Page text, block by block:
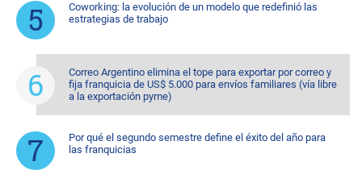
Coworking: la evolución de un modelo que redefinió las
estrategias de trabajo
Correo Argentino elimina el tope para exportar por correo y
fija franquicia de US$ 5.000 para envíos familiares (vía libre
a la exportación pyme)
Por qué el segundo semestre define el éxito del año para
las franquicias